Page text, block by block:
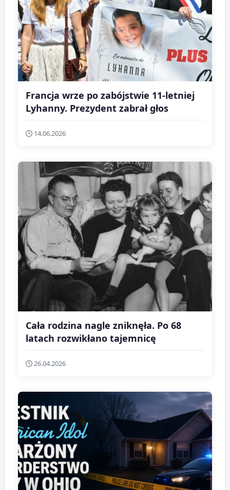
Francja wrze po zabójstwie 11-letniej
Lyhanny. Prezydent zabrał głos
14.06.2026
Cała rodzina nagle zniknęła. Po 68
latach rozwikłano tajemnicę
26.04.2026